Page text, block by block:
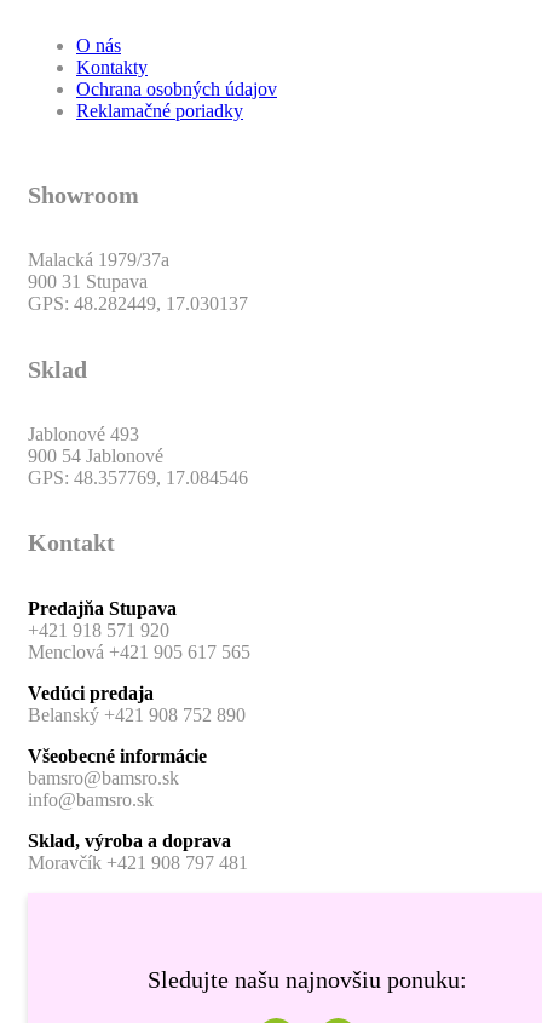
O nás
Kontakty
Ochrana osobných údajov
Reklamačné poriadky
Showroom
Malacká 1979/37a
900 31 Stupava
GPS: 48.282449, 17.030137
Sklad
Jablonové 493
900 54 Jablonové
GPS: 48.357769, 17.084546
Kontakt
Predajňa Stupava
+421 918 571 920
Menclová +421 905 617 565
Vedúci predaja
Belanský +421 908 752 890
Všeobecné informácie
bamsro@bamsro.sk
info@bamsro.sk
Sklad, výroba a doprava
Moravčík +421 908 797 481
Sledujte našu najnovšiu ponuku: